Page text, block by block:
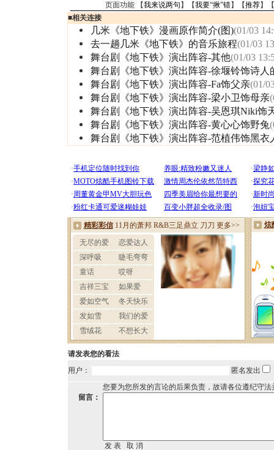
页面功能 【我来说两句 】【我要“揪”错】【推荐】
■相关连接
几米《地下铁》漫画原作简介(图)(01/03
去一趟几米《地下铁》的音乐旅程(01/03
舞台剧《地下铁》演出阵容-其他(01/03
舞台剧《地下铁》演出阵容-徐堰铃饰诗人
舞台剧《地下铁》演出阵容-Fa饰父亲(01/
舞台剧《地下铁》演出阵容-梁小卫饰母亲
舞台剧《地下铁》演出阵容-吴恩琪Niki饰
舞台剧《地下铁》演出阵容-黄心心饰野兔
舞台剧《地下铁》演出阵容-范植伟饰黑衣
请发表您的看法
用户：
匿名发出
您要为您所发的言论的后果负责，故请各位遵纪守
留言：